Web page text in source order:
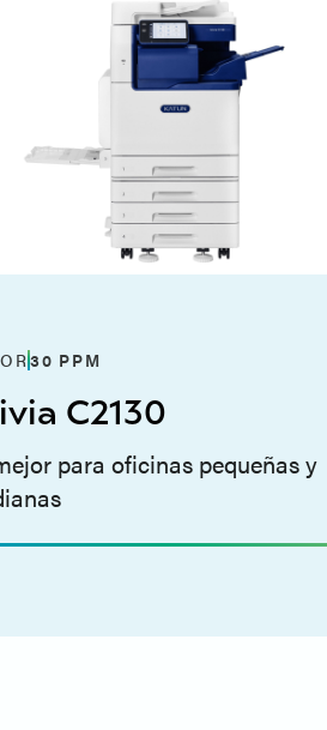
30 PPM
C2130
para oficinas pequeñas y